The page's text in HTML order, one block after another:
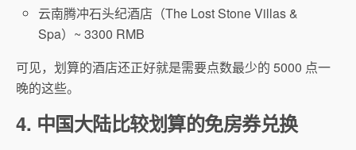
云南腾冲石头纪酒店（The Lost Stone Villas &
Spa）~ 3300 RMB
可见，划算的酒店还正好就是需要点数最少的 5000 点一
晚的这些。
4. 中国大陆比较划算的免房券兑换